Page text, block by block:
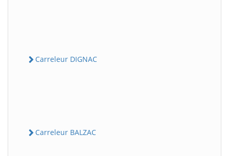
Carreleur DIGNAC
Carreleur BALZAC